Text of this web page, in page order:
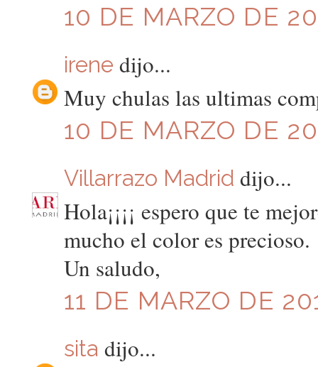
10 DE MARZO DE
irene dijo...
Muy chulas las ultimas
10 DE MARZO DE
Villarrazo Madrid dijo...
Hola¡¡¡¡ espero que te
mucho el color es precioso.
Un saludo,
11 DE MARZO DE
sita dijo...